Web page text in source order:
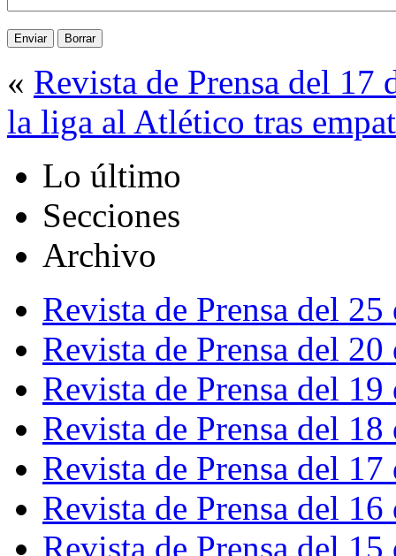
« Revista de Prensa del 17
la liga al Atlético tras
Lo último
Secciones
Archivo
Revista de Prensa del
Revista de Prensa del
Revista de Prensa del
Revista de Prensa del
Revista de Prensa del
Revista de Prensa del
Revista de Prensa del